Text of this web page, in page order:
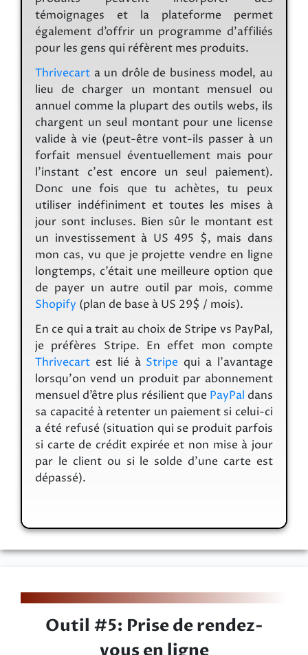
témoignages et la plateforme permet
également d’offrir un programme d’affiliés
pour les gens qui réfèrent mes produits.
Thrivecart a un drôle de business model, au
lieu de charger un montant mensuel ou
annuel comme la plupart des outils webs, ils
chargent un seul montant pour une license
valide à vie (peut-être vont-ils passer à un
forfait mensuel éventuellement mais pour
l'instant c'est encore un seul paiement).
Donc une fois que tu achètes, tu peux
utiliser indéfiniment et toutes les mises à
jour sont incluses. Bien sûr le montant est
un investissement à US 495 $, mais dans
mon cas, vu que je projette vendre en ligne
longtemps, c’était une meilleure option que
de payer un autre outil par mois, comme
Shopify (plan de base à US 29$ / mois).
En ce qui a trait au choix de Stripe vs PayPal,
je préfères Stripe. En effet mon compte
Thrivecart est lié à Stripe qui a l’avantage
lorsqu'on vend un produit par abonnement
mensuel d’être plus résilient que PayPal dans
sa capacité à retenter un paiement si celui-ci
a été refusé (situation qui se produit parfois
si carte de crédit expirée et non mise à jour
par le client ou si le solde d’une carte est
dépassé).
Outil #5: Prise de rendez-
vous en ligne